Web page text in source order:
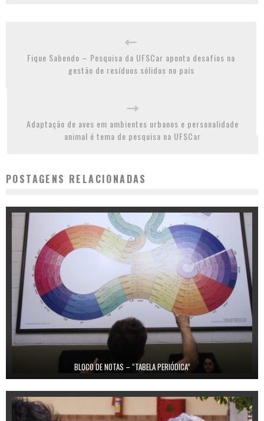
Fique Sabendo – Pesquisa da UFSCar aponta desafios na
gestão de resíduos sólidos no país
Adaptação de aves em ambientes urbanos e personalidade
animal é tema de pesquisa na UFSCar
POSTAGENS RELACIONADAS
BLOCO DE NOTAS – “TABELA PERIÓDICA”